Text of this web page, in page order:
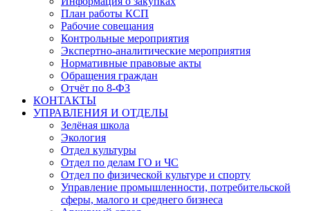
План работы КСП
Рабочие совещания
Контрольные мероприятия
Экспертно-аналитические мероприятия
Нормативные правовые акты
Обращения граждан
Отчёт по 8-ФЗ
КОНТАКТЫ
УПРАВЛЕНИЯ И ОТДЕЛЫ
Зелёная школа
Экология
Отдел культуры
Отдел по делам ГО и ЧС
Отдел по физической культуре и спорту
Управление промышленности, потребительской
сферы, малого и среднего бизнеса